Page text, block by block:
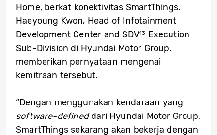
Home, berkat konektivitas SmartThings.
Haeyoung Kwon, Head of Infotainment
Development Center and SDV13
Execution
Sub-Division di Hyundai Motor Group,
memberikan pernyataan mengenai
kemitraan tersebut.
“Dengan menggunakan kendaraan yang
software-defineddari Hyundai Motor Group,
SmartThings sekarang akan bekerja dengan